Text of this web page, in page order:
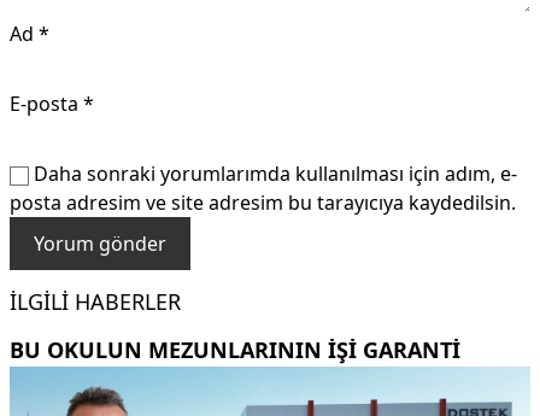
Ad *
E-posta *
Daha sonraki yorumlarımda kullanılması için adım, e-
posta adresim ve site adresim bu tarayıcıya kaydedilsin.
İLGILI HABERLER
BU OKULUN MEZUNLARININ IŞI GARANTI